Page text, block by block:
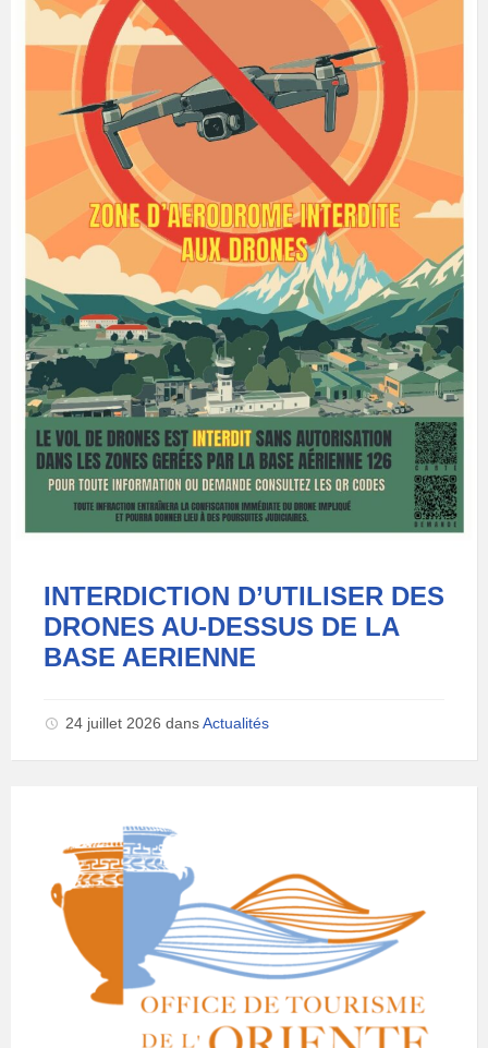
INTERDICTION D’UTILISER DES
DRONES AU-DESSUS DE LA
BASE AERIENNE
24 juillet 2026 dansActualités